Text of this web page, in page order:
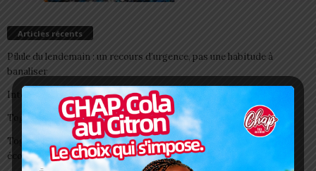
Articles récents
Pilule du lendemain : un recours d’urgence, pas une habitude à
banaliser
Interclubs CAF: ASCK et ASKO face à deux gros morceaux
Togo/ Boissons énergisantes: l’État tire la sonnette d’alarme
Togo/ Rentrée scolaire 2026-2027: consultez la liste officielle des
écoles autorisées